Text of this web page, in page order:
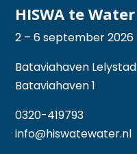
HISWA te Water
2 – 6 september 2026
Bataviahaven Lelystad
Bataviahaven 1
0320-419793
info@hiswatewater.nl